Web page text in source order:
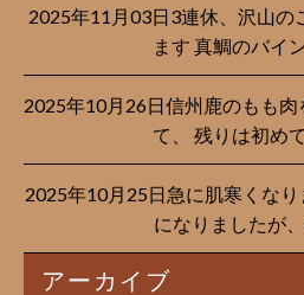
2025年11月03日3連休、沢山の
ます 真鯛のバイ
2025年10月26日信州鹿のもも
て、 残りは初め
2025年10月25日急に肌寒くなり
になりましたが
アーカイブ